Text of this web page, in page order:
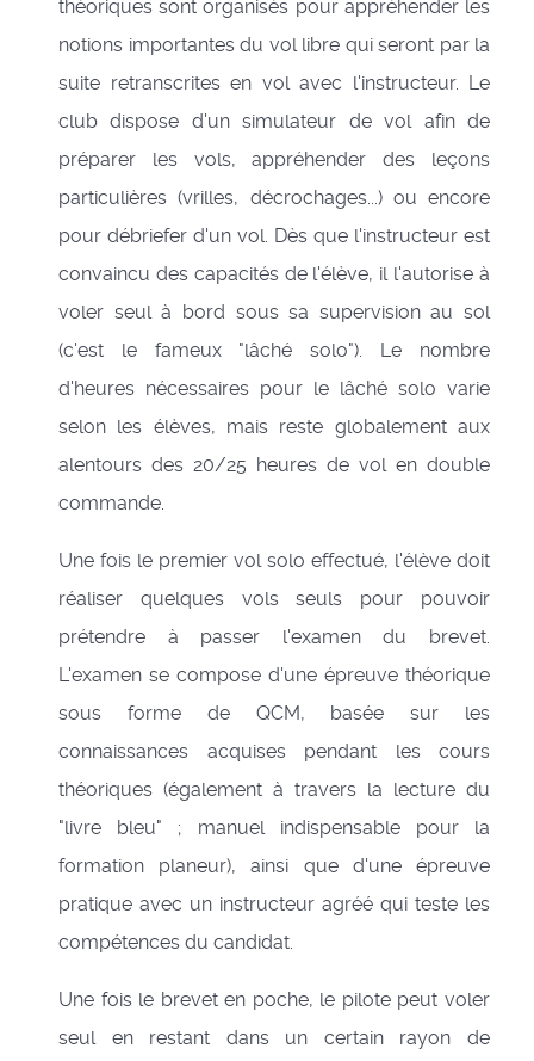
théoriques sont organisés pour appréhender les
notions importantes du vol libre qui seront par la
suite retranscrites en vol avec l'instructeur. Le
club dispose d'un simulateur de vol afin de
préparer les vols, appréhender des leçons
particulières (vrilles, décrochages...) ou encore
pour débriefer d'un vol. Dès que l'instructeur est
convaincu des capacités de l'élève, il l'autorise à
voler seul à bord sous sa supervision au sol
(c'est le fameux "lâché solo"). Le nombre
d'heures nécessaires pour le lâché solo varie
selon les élèves, mais reste globalement aux
alentours des 20/25 heures de vol en double
commande.
Une fois le premier vol solo effectué, l'élève doit
réaliser quelques vols seuls pour pouvoir
prétendre à passer l'examen du brevet.
L'examen se compose d'une épreuve théorique
sous forme de QCM, basée sur les
connaissances acquises pendant les cours
théoriques (également à travers la lecture du
"livre bleu" ; manuel indispensable pour la
formation planeur), ainsi que d'une épreuve
pratique avec un instructeur agréé qui teste les
compétences du candidat.
Une fois le brevet en poche, le pilote peut voler
seul en restant dans un certain rayon de